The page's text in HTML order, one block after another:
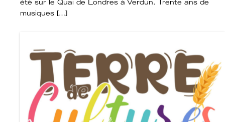
été sur le Quai de Londres à Verdun. Trente ans de
musiques […]